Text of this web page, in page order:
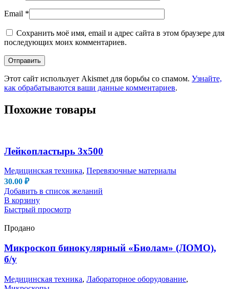
Email *
Сохранить моё имя, email и адрес сайта в этом браузере для
последующих моих комментариев.
Этот сайт использует Akismet для борьбы со спамом. Узнайте,
как обрабатываются ваши данные комментариев.
Похожие товары
Лейкопластырь 3х500
Медицинская техника, Перевязочные материалы
30.00 ₽
Добавить в список желаний
В корзину
Быстрый просмотр
Продано
Микроскоп бинокулярный «Биолам» (ЛОМО),
б/у
Медицинская техника, Лабораторное оборудование,